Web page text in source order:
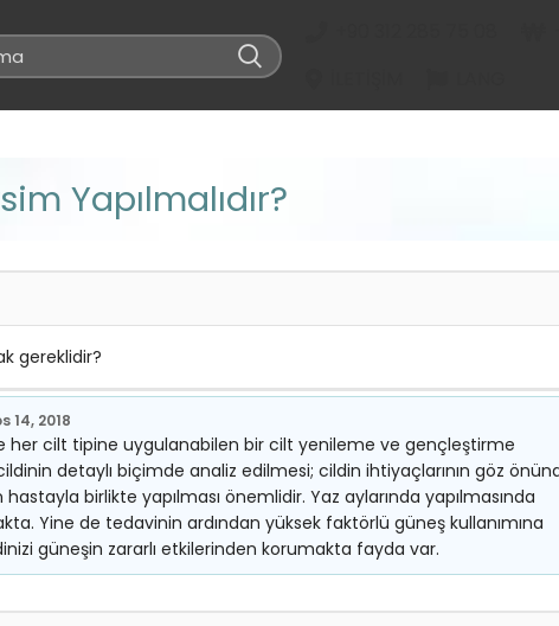
Yapılmalıdır?
gereklidir?
14, 2018
her cilt tipine uygulanabilen bir cilt yenileme ve gençleştirme
detaylı biçimde analiz edilmesi; cildin ihtiyaçlarının göz
birlikte yapılması önemlidir. Yaz aylarında yapılmasında
Yine de tedavinin ardından yüksek faktörlü güneş kullanımına
güneşin zararlı etkilerinden korumakta fayda var.